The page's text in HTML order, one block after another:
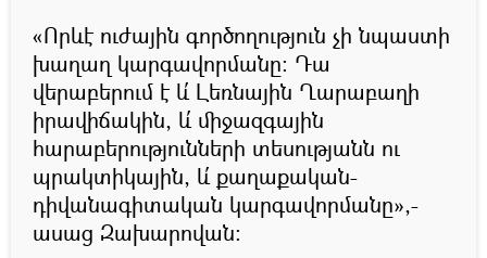
«Որևէ ուժային գործողություն չի նպաստի
խաղաղ կարգավորմանը։ Դա
վերաբերում է և՛ Լեռնային Ղարաբաղի
իրավիճակին, և՛ միջազգային
հարաբերությունների տեսությանն ու
պրակտիկային, և՛ քաղաքական-
դիվանագիտական կարգավորմանը»,-
ասաց Զախարովան։